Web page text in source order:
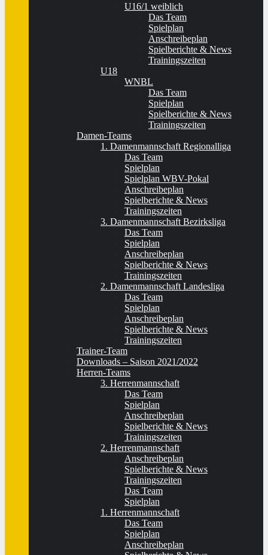
U16/1 weiblich
Das Team
Spielplan
Anschreibeplan
Spielberichte & News
Trainingszeiten
U18
WNBL
Das Team
Spielplan
Spielberichte & News
Trainingszeiten
Damen-Teams
1. Damenmannschaft Regionalliga
Das Team
Spielplan
Spielplan WBV-Pokal
Anschreibeplan
Spielberichte & News
Trainingszeiten
3. Damenmannschaft Bezirksliga
Das Team
Spielplan
Anschreibeplan
Spielberichte & News
Trainingszeiten
2. Damenmannschaft Landesliga
Das Team
Spielplan
Anschreibeplan
Spielberichte & News
Trainingszeiten
Trainer-Team
Downloads – Saison 2021/2022
Herren-Teams
3. Herrenmannschaft
Das Team
Spielplan
Anschreibeplan
Spielberichte & News
Trainingszeiten
2. Herrenmannschaft
Anschreibeplan
Spielberichte & News
Trainingszeiten
Das Team
Spielplan
1. Herrenmannschaft
Das Team
Spielplan
Anschreibeplan